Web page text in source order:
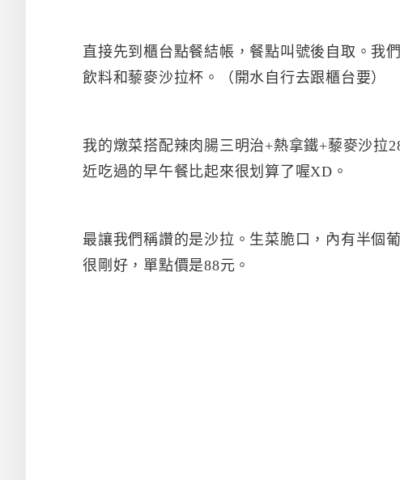
直接先到櫃台點餐結帳，餐點叫號後自取。我
飲料和藜麥沙拉杯。（開水自行去跟櫃台要）
我的燉菜搭配辣肉腸三明治+熱拿鐵+藜麥沙拉
近吃過的早午餐比起來很划算了喔XD。
最讓我們稱讚的是沙拉。生菜脆口，內有半個
很剛好，單點價是88元。